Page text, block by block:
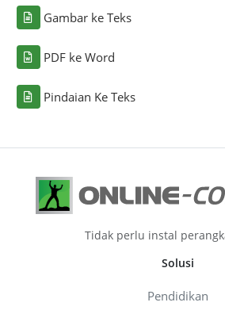
Gambar ke Teks
PDF ke Word
Pindaian Ke Teks
Tidak perlu instal
Solusi
Pendidikan